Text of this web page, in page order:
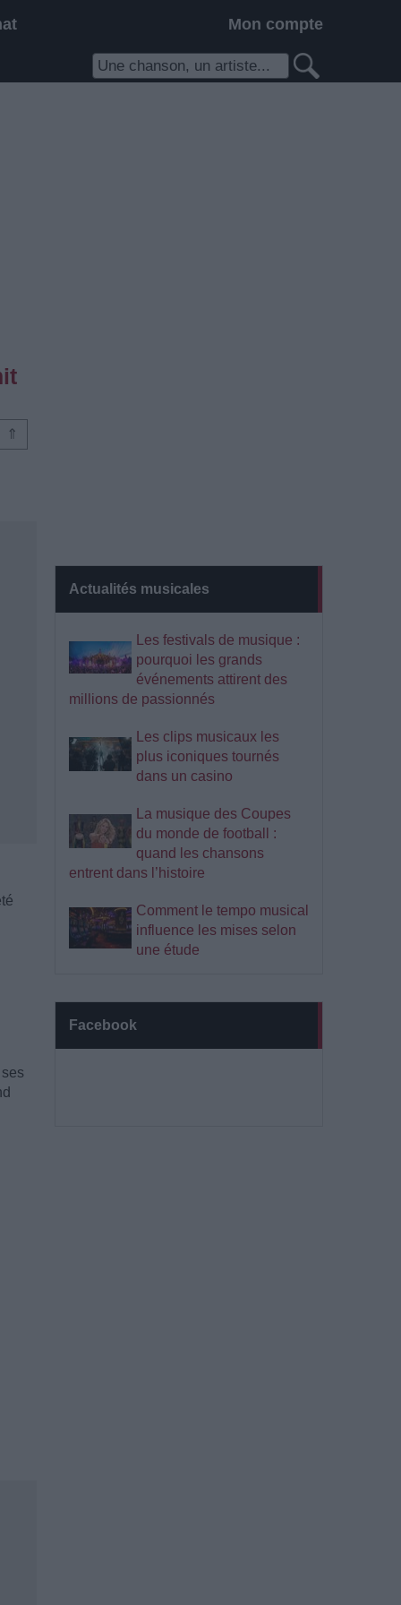
Mon compte
Actualités musicales
Les festivals de musique :
pourquoi les grands
événements attirent des
millions de passionnés
Les clips musicaux les
plus iconiques tournés
dans un casino
La musique des Coupes
du monde de football :
quand les chansons
entrent dans l’histoire
Comment le tempo musical
influence les mises selon
une étude
Facebook
⇑